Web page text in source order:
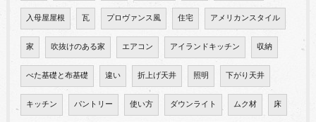
入母屋屋根 瓦 プロヴァンス風 住宅 アメリカンスタイル
家 吹抜けのある家 エアコン アイランドキッチン 収納
べた基礎と布基礎 違い 折上げ天井 照明 下がり天井
キッチン パントリー 使い方 ダウンライト ムク材 床